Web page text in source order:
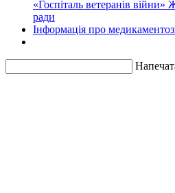
«Госпіталь ветеранів війни»
ради
Інформація про